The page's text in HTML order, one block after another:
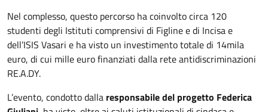
Nel complesso, questo percorso ha coinvolto circa 120
studenti degli Istituti comprensivi di Figline e di Incisa e
dell’ISIS Vasari e ha visto un investimento totale di 14mila
euro, di cui mille euro finanziati dalla rete antidiscriminazioni
RE.A.DY.
L’evento, condotto dalla responsabile del progetto Federica